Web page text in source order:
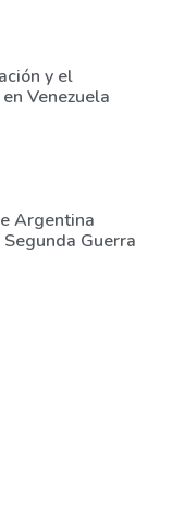
y el
Venezuela
Argentina
Guerra